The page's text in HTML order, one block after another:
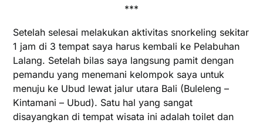
***
Setelah selesai melakukan aktivitas snorkeling sekitar
1 jam di 3 tempat saya harus kembali ke Pelabuhan
Lalang. Setelah bilas saya langsung pamit dengan
pemandu yang menemani kelompok saya untuk
menuju ke Ubud lewat jalur utara Bali (Buleleng –
Kintamani – Ubud). Satu hal yang sangat
disayangkan di tempat wisata ini adalah toilet dan